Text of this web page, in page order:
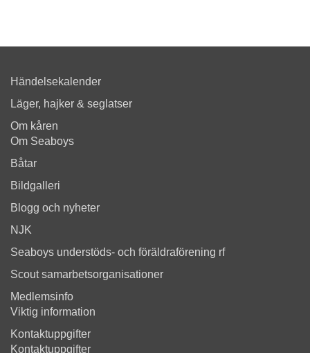
Händelsekalender
Läger, hajker & seglatser
Om kåren
Om Seaboys
Båtar
Bildgalleri
Blogg och nyheter
NJK
Seaboys understöds- och föräldraförening rf
Scout samarbetsorganisationer
Medlemsinfo
Viktig information
Kontaktuppgifter
Kontaktuppgifter